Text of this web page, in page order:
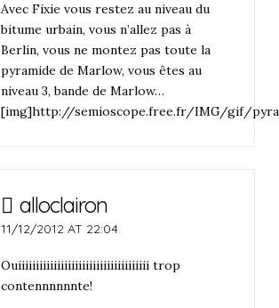
Avec Fixie vous restez au niveau du
bitume urbain, vous n’allez pas à
Berlin, vous ne montez pas toute la
pyramide de Marlow, vous êtes au
niveau 3, bande de Marlow…
[img]http://semioscope.free.fr/IMG/gif/
alloclairon
11/12/2012 AT 22:04
Ouiiiiiiiiiiiiiiiiiiiiiiiiiiiiiiiiiiiii trop
contennnnnnte!